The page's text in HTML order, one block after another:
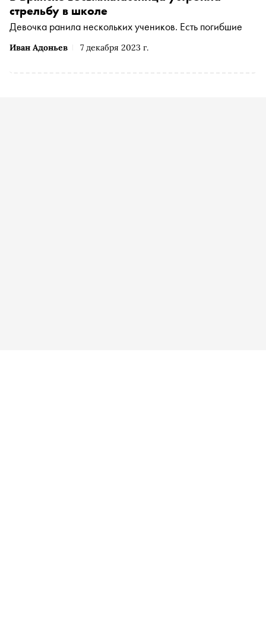
Иван Адоньев 7 декабря 2023 г.
стрельбу в школе
Девочка ранила нескольких учеников. Есть погибшие